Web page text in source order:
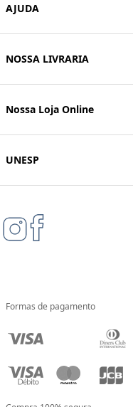
AJUDA
NOSSA LIVRARIA
Nossa Loja Online
UNESP
Formas de pagamento